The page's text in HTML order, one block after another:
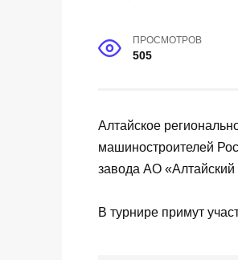
ПРОСМОТРОВ
505
Алтайское
машиностроителей
завода АО «Алтайский
В турнире примут